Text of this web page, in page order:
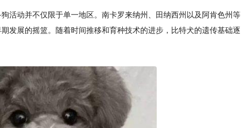
活动并不仅限于单一地区。南卡罗来纳州、田纳西州以及阿肯色州等
发展的摇篮。随着时间推移和育种技术的进步，比特犬的遗传基础逐